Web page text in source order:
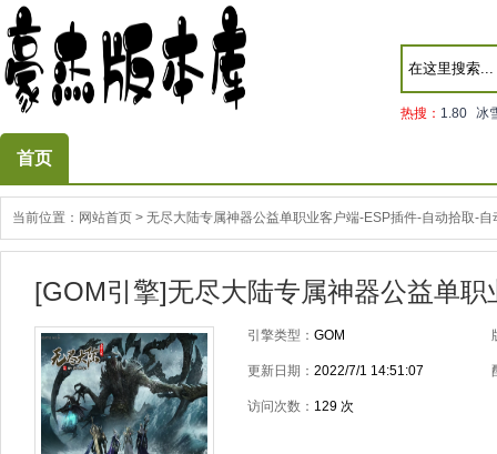
热搜： 1.80 冰
首页
当前位置： 网站首页 > 无尽大陆专属神器公益单职业客户端-ESP插件-自动拾取-自
[GOM引擎]无尽大陆专属神器公益单
引擎类型： GOM
更新日期： 2022/7/1 14:51:07
访问次数： 129 次